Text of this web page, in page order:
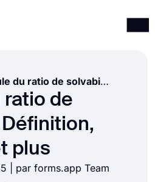
Formule du ratio de solvabilité : Définition, exemples et plus
ratio de
plus
| par forms.app Team